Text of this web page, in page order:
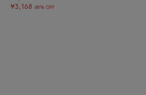
¥3,168 68% OFF